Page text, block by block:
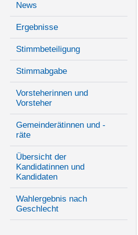
News
Ergebnisse
Stimmbeteiligung
Stimmabgabe
Vorsteherinnen und
Vorsteher
Gemeinderätinnen und -
räte
Übersicht der
Kandidatinnen und
Kandidaten
Wahlergebnis nach
Geschlecht